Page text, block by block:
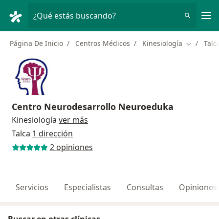
¿Qué estás buscando?
Página De Inicio Centros Médicos Kinesiología Cambiar
Centro Neurodesarrollo Neuroeduka
Kinesiología ver más
Talca 1 dirección
2 opiniones
Servicios Especialistas Consultas Opiniones